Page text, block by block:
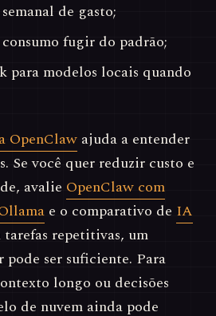
de gasto;
fugir do padrão;
para modelos locais quando
OpenClaw ajuda a entender
Se você quer reduzir custo e
avalie OpenClaw com
e o comparativo de IA
tarefas repetitivas, um
ser suficiente. Para
longo ou decisões
de nuvem ainda pode